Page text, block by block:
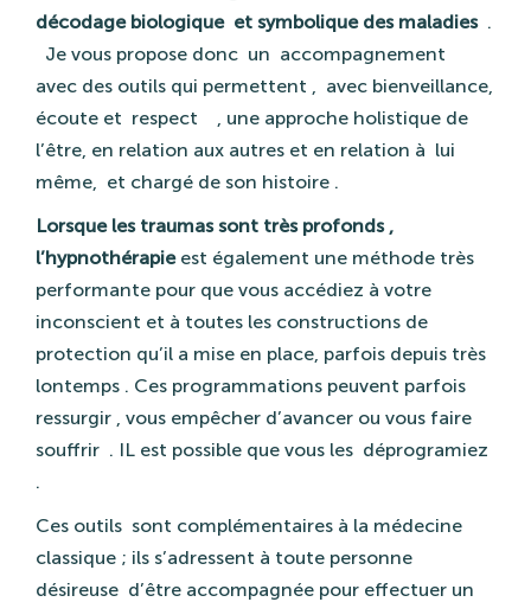
décodage biologique et symbolique des maladies .
Je vous propose donc un accompagnement
avec des outils qui permettent , avec bienveillance,
écoute et respect
, une approche holistique de
l’être, en relation aux autres et en relation à lui
même, et chargé de son histoire .
Lorsque les traumas sont très profonds ,
l’hypnothérapieest également une méthode très
performante pour que vous accédiez à votre
inconscient et à toutes les constructions de
protection qu’il a mise en place, parfois depuis très
lontemps . Ces programmations peuvent parfois
ressurgir , vous empêcher d’avancer ou vous faire
souffrir . IL est possible que vous les déprogramiez
.
Ces outils sont complémentaires à la médecine
classique ; ils s’adressent à toute personne
désireuse d’être accompagnée pour effectuer un